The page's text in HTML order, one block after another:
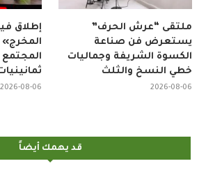
إطلاق
المخرج»
المجتمع
2026-08-06
ملتقى “عرش الحرف”
يستعرض فن صناعة
الكسوة الشريفة وجماليات
خطي النسخ والثلث
2026-08-06
قد يهمك أيضاً